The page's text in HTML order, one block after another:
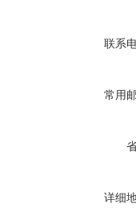
联系
常用
详细